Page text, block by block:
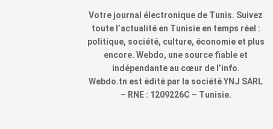
Votre journal électronique de Tunis. Suivez
toute l’actualité en Tunisie en temps réel :
politique, société, culture, économie et plus
encore. Webdo, une source fiable et
indépendante au cœur de l’info.
Webdo.tn est édité par la société YNJ SARL
– RNE : 1209226C – Tunisie.